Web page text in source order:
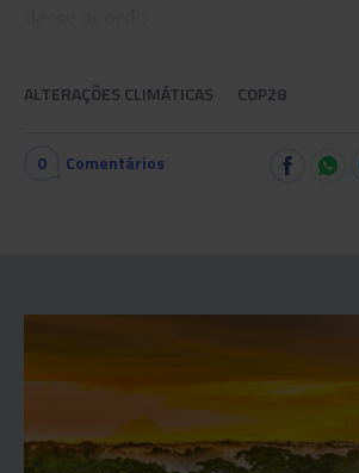
ALTERAÇÕES CLIMÁTICAS COP28
0 Comentários